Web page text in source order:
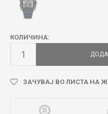
КОЛИЧИНА:
ЗАЧУВАЈ ВО ЛИСТА НА